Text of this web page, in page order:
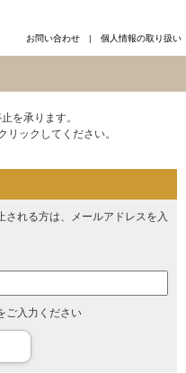
お問い合わせ 個人情報の取り扱い
を承ります。
リックしてください。
される方は、メールアドレスを入
ご入力ください